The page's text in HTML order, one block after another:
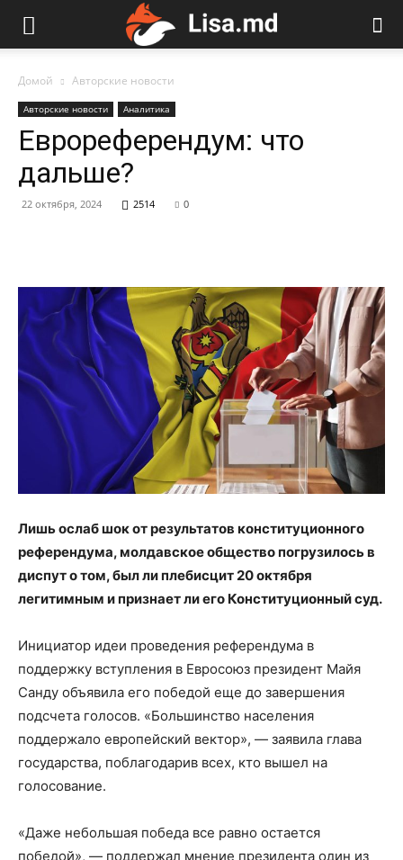
Домой Авторские новости
Авторские новости Аналитика
Еврореферендум: что
дальше?
22 октября, 2024 2514 0
Лишь ослаб шок от результатов конституционного
референдума, молдавское общество погрузилось в
диспут о том, был ли плебисцит 20 октября
легитимным и признает ли его Конституционный суд.
Инициатор идеи проведения референдума в
поддержку вступления в Евросоюз президент Майя
Санду объявила его победой еще до завершения
подсчета голосов. «Большинство населения
поддержало европейский вектор», — заявила глава
государства, поблагодарив всех, кто вышел на
голосование.
«Даже небольшая победа все равно остается
победой», — поддержал мнение президента один из